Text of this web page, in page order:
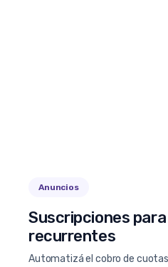
Anuncios
Suscripciones
recurrentes
Automatizá el cobro de